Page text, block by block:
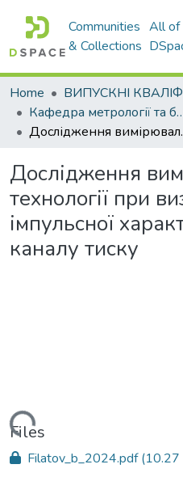
Communities
& Collections
All of
Home
Кафедра метрології
Дослідження
Дослідження
технології при
імпульсної
каналу тиску
Files
Filatov_b_2024.pdf(10.27